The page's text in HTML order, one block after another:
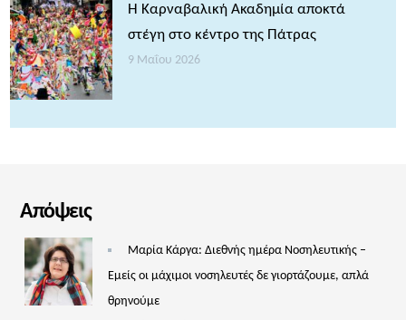
Η Καρναβαλική Ακαδημία αποκτά
στέγη στο κέντρο της Πάτρας
9 Μαΐου 2026
Απόψεις
Μαρία Κάργα: Διεθνής ημέρα Νοσηλευτικής –
Εμείς οι μάχιμοι νοσηλευτές δε γιορτάζουμε, απλά
θρηνούμε